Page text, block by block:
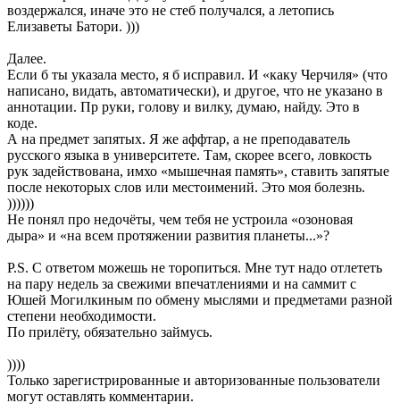
воздержался, иначе это не стеб получался, а летопись
Елизаветы Батори. )))
Далее.
Если б ты указала место, я б исправил. И «каку Черчиля» (что
написано, видать, автоматически), и другое, что не указано в
аннотации. Пр руки, голову и вилку, думаю, найду. Это в
коде.
А на предмет запятых. Я же аффтар, а не преподаватель
русского языка в университете. Там, скорее всего, ловкость
рук задействована, имхо «мышечная память», ставить запятые
после некоторых слов или местоимений. Это моя болезнь.
))))))
Не понял про недочёты, чем тебя не устроила «озоновая
дыра» и «на всем протяжении развития планеты...»?
P.S. С ответом можешь не торопиться. Мне тут надо отлететь
на пару недель за свежими впечатлениями и на саммит с
Юшей Могилкиным по обмену мыслями и предметами разной
степени необходимости.
По прилёту, обязательно займусь.
))))
Только зарегистрированные и авторизованные пользователи
могут оставлять комментарии.